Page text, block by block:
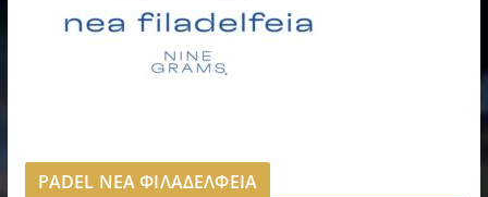
PADEL ΝΕΑ ΦΙΛΑΔΕΛΦΕΙΑ